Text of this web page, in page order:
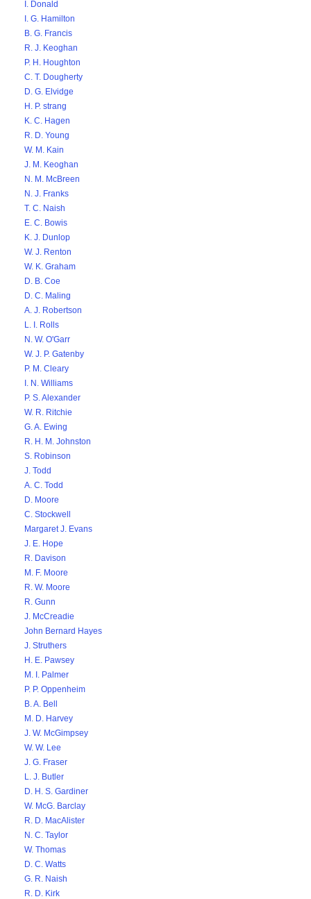
I. Donald
I. G. Hamilton
B. G. Francis
R. J. Keoghan
P. H. Houghton
C. T. Dougherty
D. G. Elvidge
H. P. strang
K. C. Hagen
R. D. Young
W. M. Kain
J. M. Keoghan
N. M. McBreen
N. J. Franks
T. C. Naish
E. C. Bowis
K. J. Dunlop
W. J. Renton
W. K. Graham
D. B. Coe
D. C. Maling
A. J. Robertson
L. I. Rolls
N. W. O'Garr
W. J. P. Gatenby
P. M. Cleary
I. N. Williams
P. S. Alexander
W. R. Ritchie
G. A. Ewing
R. H. M. Johnston
S. Robinson
J. Todd
A. C. Todd
D. Moore
C. Stockwell
Margaret J. Evans
J. E. Hope
R. Davison
M. F. Moore
R. W. Moore
R. Gunn
J. McCreadie
John Bernard Hayes
J. Struthers
H. E. Pawsey
M. I. Palmer
P. P. Oppenheim
B. A. Bell
M. D. Harvey
J. W. McGimpsey
W. W. Lee
J. G. Fraser
L. J. Butler
D. H. S. Gardiner
W. McG. Barclay
R. D. MacAlister
N. C. Taylor
W. Thomas
D. C. Watts
G. R. Naish
R. D. Kirk